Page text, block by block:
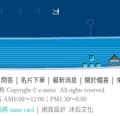
>2 >3 >4
答 名片下單 最新消息 關於媚喜
Copyright © e-meisi . All rights reserved.
～12:00；PM1:30～6:00
name card│ 網頁設計 :沐石文化